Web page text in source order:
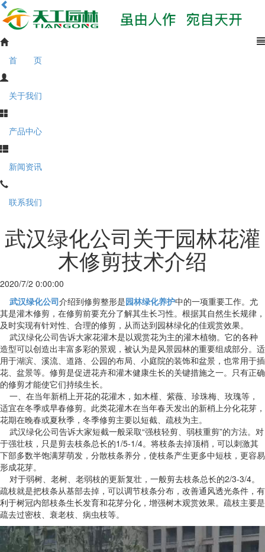
首 页
关于我们
产品中心
新闻资讯
联系我们
武汉绿化公司关于园林花灌
木修剪技术介绍
2020/7/2 0:00:00
武汉绿化公司介绍到修剪整形是园林绿化养护中的一项重要工作。尤
其是灌木修剪，在修剪前要充分了解其生长习性。根据其自然生长规律，
及时实现有针对性、合理的修剪，从而达到园林绿化的佳观赏效果。
武汉绿化公司告诉大家花灌木是以观赏花为主的灌木植物。它的各种
造型可以创造出丰富多彩的景观，被认为是风景园林的重要组成部分。适
用于湖滨、溪流、道路、公园的布局、小庭院的装饰和盆景，也常用于插
花、盆景等。修剪是促进花卉和灌木健康生长的关键措施之一。只有正确
的修剪才能使它们持续生长。
一、在当年新梢上开花的花灌木，如木槿、紫薇、珍珠梅、玫瑰等，
适宜在冬季或早春修剪。此类花灌木在当年春天发出的新梢上分化花芽，
花期在晚春或夏秋季，冬季修剪主要以短截、疏枝为主。
武汉绿化公司告诉大家短截一般采取“强枝轻剪、弱枝重剪”的方法。对
于强壮枝，只是剪去枝条总长的1/5-1/4。将枝条去掉顶梢，可以刺激其
下部多数半饱满芽萌发，分散枝条养分，使枝条产生更多中短枝，更容易
形成花芽。
对于弱树、老树、老弱枝的更新复壮，一般剪去枝条总长的2/3-3/4。
疏枝就是把枝条从基部去掉，可以调节枝条分布，改善通风透光条件，有
利于树冠内部枝条生长发育和花芽分化，增强树木观赏效果。疏枝主要是
疏去过密枝、衰老枝、病虫枝等。